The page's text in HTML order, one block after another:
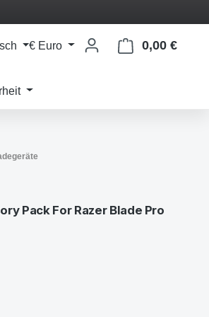
€ Euro 0,00 €
Pack For Razer Blade Pro